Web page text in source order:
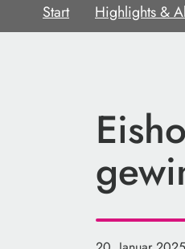
Start Highlights &